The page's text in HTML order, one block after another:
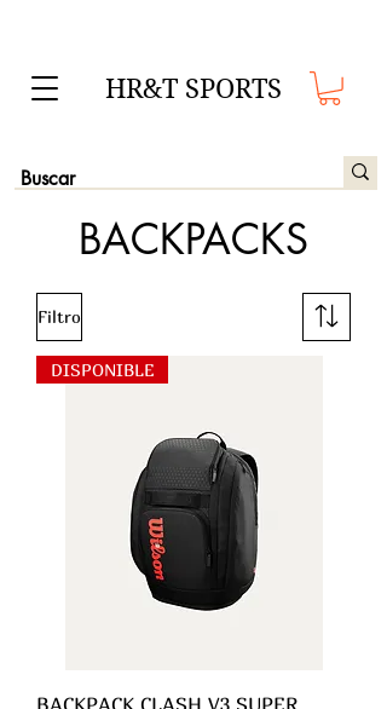
HR&T SPORTS
BACKPACKS
Filtro
DISPONIBLE
BACKPACK CLASH V3 SUPER